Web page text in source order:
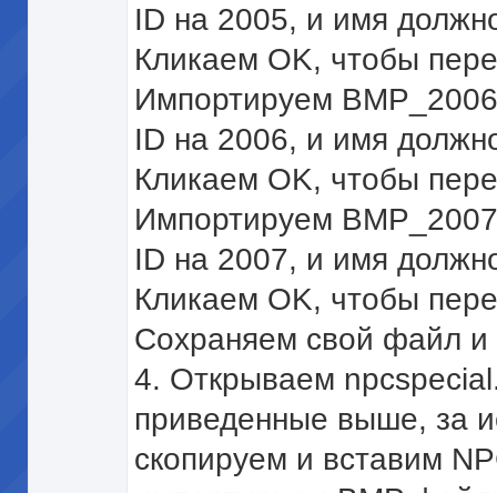
ID на 2005, и имя
Кликаем OK, чтобы
Импортируем
ID на 2006, и имя
Кликаем OK, чтобы
Импортируем
ID на 2007, и имя
Кликаем OK, чтобы
Сохраняем свой файл и
4. Открываем
приведенные выше, за
скопируем и вставим